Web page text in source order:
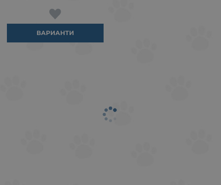
ВАРИАНТИ